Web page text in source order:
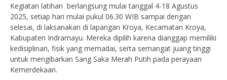
Kegiatan latihan berlangsung mulai tanggal 4-18 Agustus
2025, setiap hari mulai pukul 06.30 WIB sampai dengan
selesai, di laksanakan di lapangan Kroya, Kecamatan Kroya,
Kabupaten Indramayu. Mereka dipilih karena dianggap memiliki
kedisiplinan, fisik yang memadai, serta semangat juang tinggi
untuk mengibarkan Sang Saka Merah Putih pada perayaan
Kemerdekaan.